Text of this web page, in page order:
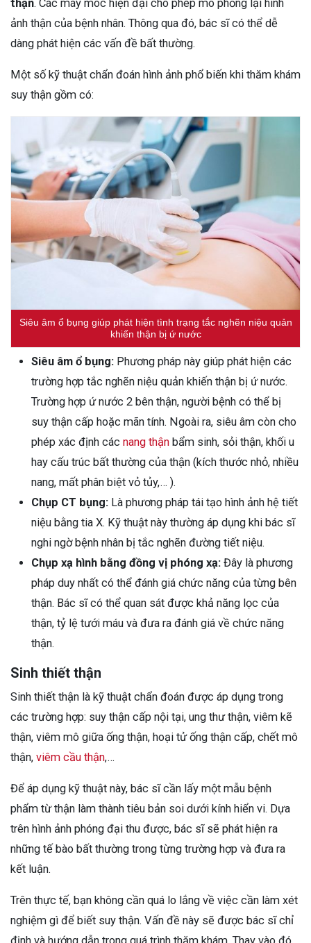
thận. Các máy móc hiện đại cho phép mô phỏng lại hình
ảnh thận của bệnh nhân. Thông qua đó, bác sĩ có thể dễ
dàng phát hiện các vấn đề bất thường.
Một số kỹ thuật chẩn đoán hình ảnh phổ biến khi thăm khám
suy thận gồm có:
Siêu âm ổ bụng giúp phát hiện tình trạng tắc nghẽn niệu quản
khiến thận bị ứ nước
Siêu âm ổ bụng: Phương pháp này giúp phát hiện các
trường hợp tắc nghẽn niệu quản khiến thận bị ứ nước.
Trường hợp ứ nước 2 bên thận, người bệnh có thể bị
suy thận cấp hoặc mãn tính. Ngoài ra, siêu âm còn cho
phép xác định các nang thận bẩm sinh, sỏi thận, khối u
hay cấu trúc bất thường của thận (kích thước nhỏ, nhiều
nang, mất phân biệt vỏ tủy,… ).
Chụp CT bụng: Là phương pháp tái tạo hình ảnh hệ tiết
niệu bằng tia X. Kỹ thuật này thường áp dụng khi bác sĩ
nghi ngờ bệnh nhân bị tắc nghẽn đường tiết niệu.
Chụp xạ hình bằng đồng vị phóng xạ: Đây là phương
pháp duy nhất có thể đánh giá chức năng của từng bên
thận. Bác sĩ có thể quan sát được khả năng lọc của
thận, tỷ lệ tưới máu và đưa ra đánh giá về chức năng
thận.
Sinh thiết thận
Sinh thiết thận là kỹ thuật chẩn đoán được áp dụng trong
các trường hợp: suy thận cấp nội tại, ung thư thận, viêm kẽ
thận, viêm mô giữa ống thận, hoại tử ống thận cấp, chết mô
thận, viêm cầu thận,…
Để áp dụng kỹ thuật này, bác sĩ cần lấy một mẫu bệnh
phẩm từ thận làm thành tiêu bản soi dưới kính hiển vi. Dựa
trên hình ảnh phóng đại thu được, bác sĩ sẽ phát hiện ra
những tế bào bất thường trong từng trường hợp và đưa ra
kết luận.
Trên thực tế, bạn không cần quá lo lắng về việc cần làm xét
nghiệm gì để biết suy thận. Vấn đề này sẽ được bác sĩ chỉ
định và hướng dẫn trong quá trình thăm khám. Thay vào đó,